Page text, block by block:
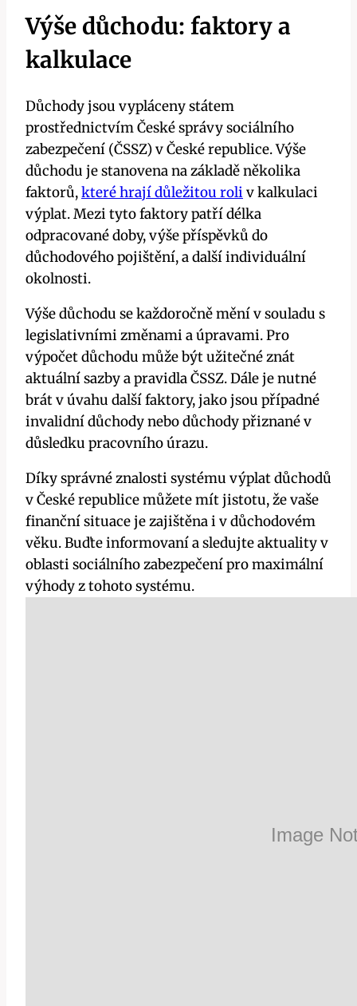
Výše důchodu: faktory a
kalkulace
Důchody jsou vypláceny státem
prostřednictvím České správy sociálního
zabezpečení (ČSSZ) v České republice. Výše
důchodu je stanovena na základě několika
faktorů,které hrají důležitou roli v kalkulaci
výplat. Mezi tyto faktory patří délka
odpracované doby, výše příspěvků do
důchodového pojištění, a další individuální
okolnosti.
Výše důchodu se každoročně mění v souladu s
legislativními změnami a úpravami. Pro
výpočet důchodu může být užitečné znát
aktuální sazby a pravidla ČSSZ. Dále je nutné
brát v úvahu další faktory, jako jsou případné
invalidní důchody nebo důchody přiznané v
důsledku pracovního úrazu.
Díky správné znalosti systému výplat důchodů
v České republice můžete mít jistotu, že vaše
finanční situace je zajištěna i v důchodovém
věku. Buďte informovaní a sledujte aktuality v
oblasti sociálního zabezpečení pro maximální
výhody z tohoto systému.